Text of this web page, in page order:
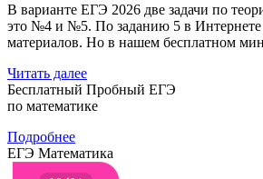
В варианте ЕГЭ 2026 две задачи по
это №4 и №5. По заданию 5 в Интернете
материалов. Но в нашем бесплатном
Читать далее
Бесплатный Пробный ЕГЭ
по математике
Подробнее
ЕГЭ Математика